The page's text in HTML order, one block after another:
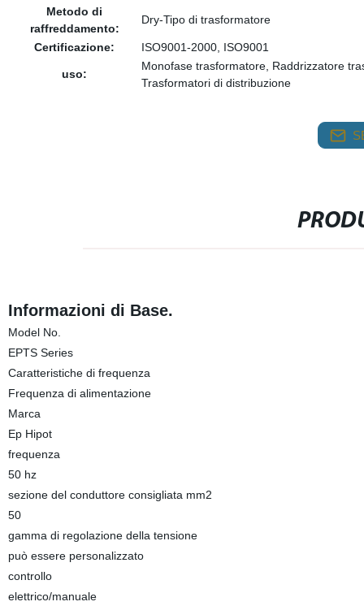
Metodo di
raffreddamento:
Dry-Tipo di trasformatore
Certificazione: ISO9001-2000, ISO9001
uso:
Monofase trasformatore, Raddrizzatore
Trasformatori di distribuzione
Informazioni di Base.
Model No.
EPTS Series
Caratteristiche di frequenza
Frequenza di alimentazione
Marca
Ep Hipot
frequenza
50 hz
sezione del conduttore consigliata mm2
50
gamma di regolazione della tensione
può essere personalizzato
controllo
elettrico/manuale